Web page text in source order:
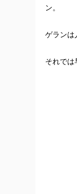
ン。
ゲラン
それでは